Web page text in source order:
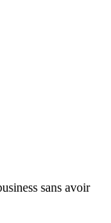
sans avoir